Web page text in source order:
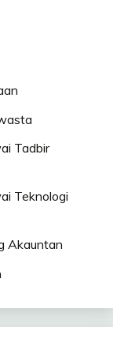
Tadbir
Teknologi
Akauntan